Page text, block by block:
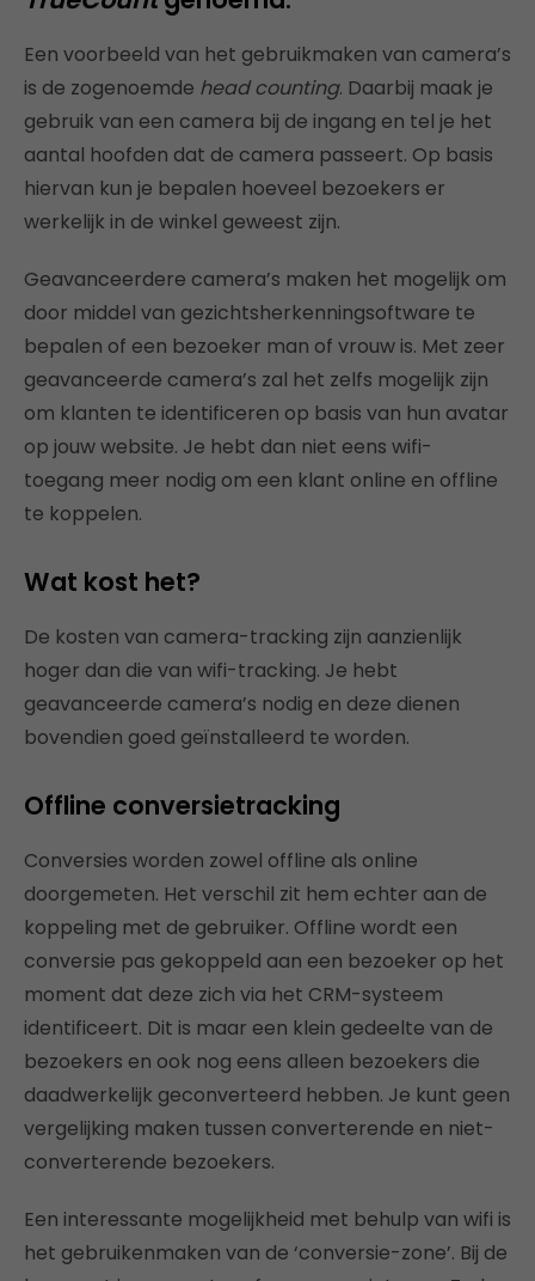
Een voorbeeld van het gebruikmaken van camera’s
is de zogenoemde head counting. Daarbij maak je
gebruik van een camera bij de ingang en tel je het
aantal hoofden dat de camera passeert. Op basis
hiervan kun je bepalen hoeveel bezoekers er
werkelijk in de winkel geweest zijn.
Geavanceerdere camera’s maken het mogelijk om
door middel van gezichtsherkenningsoftware te
bepalen of een bezoeker man of vrouw is. Met zeer
geavanceerde camera’s zal het zelfs mogelijk zijn
om klanten te identificeren op basis van hun avatar
op jouw website. Je hebt dan niet eens wifi-
toegang meer nodig om een klant online en offline
te koppelen.
Wat kost het?
De kosten van camera-tracking zijn aanzienlijk
hoger dan die van wifi-tracking. Je hebt
geavanceerde camera’s nodig en deze dienen
bovendien goed geïnstalleerd te worden.
Offline conversietracking
Conversies worden zowel offline als online
doorgemeten. Het verschil zit hem echter aan de
koppeling met de gebruiker. Offline wordt een
conversie pas gekoppeld aan een bezoeker op het
moment dat deze zich via het CRM-systeem
identificeert. Dit is maar een klein gedeelte van de
bezoekers en ook nog eens alleen bezoekers die
daadwerkelijk geconverteerd hebben. Je kunt geen
vergelijking maken tussen converterende en niet-
converterende bezoekers.
Een interessante mogelijkheid met behulp van wifi is
het gebruikenmaken van de ‘conversie-zone’. Bij de